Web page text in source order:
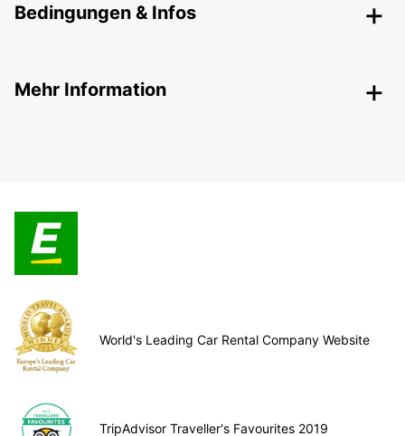
Bedingungen & Infos
Mehr Information
World's Leading Car Rental Company Website
TripAdvisor Traveller's Favourites 2019